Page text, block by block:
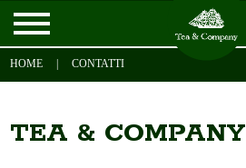
HOME CONTATTI
TEA & COMPANY